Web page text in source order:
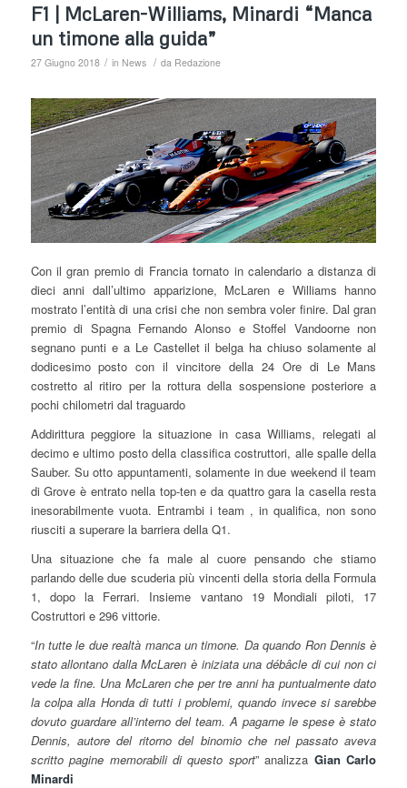
F1 | McLaren-Williams, Minardi “Manca
un timone alla guida”
27 Giugno 2018 / in News / da Redazione
Con il gran premio di Francia tornato in calendario a distanza di
dieci anni dall’ultimo apparizione, McLaren e Williams hanno
mostrato l’entità di una crisi che non sembra voler finire. Dal gran
premio di Spagna Fernando Alonso e Stoffel Vandoorne non
segnano punti e a Le Castellet il belga ha chiuso solamente al
dodicesimo posto con il vincitore della 24 Ore di Le Mans
costretto al ritiro per la rottura della sospensione posteriore a
pochi chilometri dal traguardo
Addirittura peggiore la situazione in casa Williams, relegati al
decimo e ultimo posto della classifica costruttori, alle spalle della
Sauber. Su otto appuntamenti, solamente in due weekend il team
di Grove è entrato nella top-ten e da quattro gara la casella resta
inesorabilmente vuota. Entrambi i team , in qualifica, non sono
riusciti a superare la barriera della Q1.
Una situazione che fa male al cuore pensando che stiamo
parlando delle due scuderia più vincenti della storia della Formula
1, dopo la Ferrari. Insieme vantano 19 Mondiali piloti, 17
Costruttori e 296 vittorie.
“In tutte le due realtà manca un timone. Da quando Ron Dennis è
stato allontano dalla McLaren è iniziata una débâcle di cui non ci
vede la fine. Una McLaren che per tre anni ha puntualmente dato
la colpa alla Honda di tutti i problemi, quando invece si sarebbe
dovuto guardare all’interno del team. A pagarne le spese è stato
Dennis, autore del ritorno del binomio che nel passato aveva
scritto pagine memorabili di questo sport” analizza Gian Carlo
Minardi